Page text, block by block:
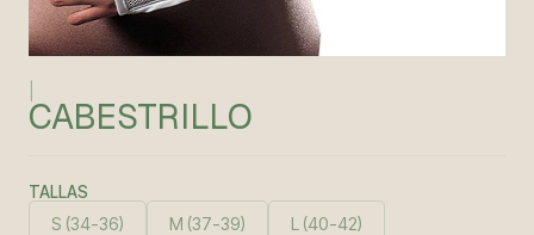
CABESTRILLO
TALLAS
S (34-36) M (37-39) L (40-42)